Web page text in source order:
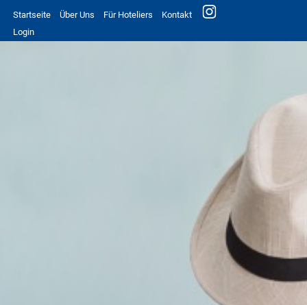
Startseite Über Uns Für Hoteliers
Kontakt
Login